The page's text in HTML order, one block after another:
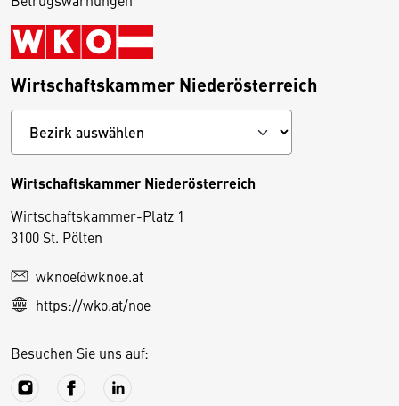
Wirtschaftskammer Niederösterreich
Wirtschaftskammer Niederösterreich
Wirtschaftskammer-Platz 1
3100 St. Pölten
wknoe@wknoe.at
https://wko.at/noe
Besuchen Sie uns auf:
D
e
s
S
e